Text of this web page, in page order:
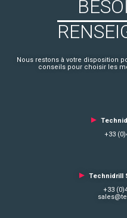
Nous restons à votre disposition
conseils pour choisir les
►
+33
► Technidrill
+33